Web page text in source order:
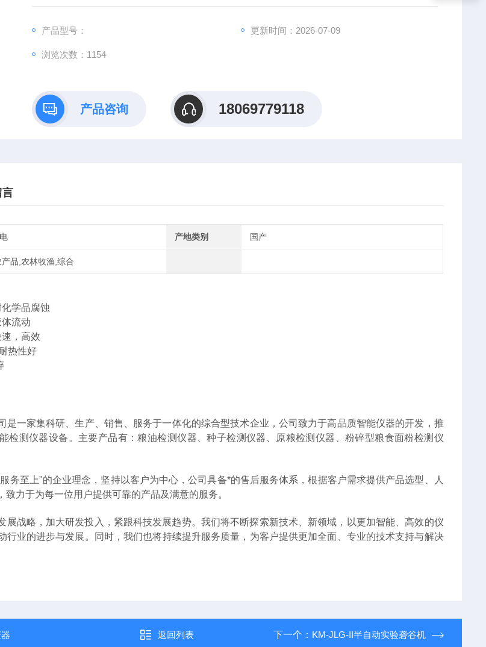
产品型号： 更新时间：2026-07-09
浏览次数：1154
产品咨询 18069779118
言
产地类别 国产
品,农林牧渔,综合
学品腐蚀
流动
，高效
热性好
是一家集科研、生产、销售、服务于一体化的综合型技术企业，公司致力于高品质智能仪器的开发，推
检测仪器设备。主要产品有：粮油检测仪器、种子检测仪器、原粮检测仪器、粉碎型粮食面粉检测仪
务至上"的企业理念，坚持以客户为中心，公司具备*的售后服务体系，根据客户需求提供产品选型、人
致力于为每一位用户提供可靠的产品及满意的服务。
展战略，‌加大研发投入，‌紧跟科技发展趋势。‌我们将不断探索新技术、‌新领域，‌以更加智能、‌高效的仪
行业的进步与发展。‌同时，‌我们也将持续提升服务质量，‌为客户提供更加全面、‌专业的技术支持与解决
返回列表 下一个： KM-JLG-II半自动实验砻谷机